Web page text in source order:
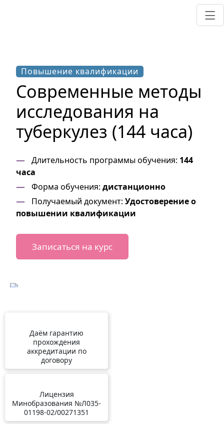
Повышение квалификации
Современные методы
исследования на
туберкулез (144 часа)
Длительность программы обучения: 144
часа
Форма обучения: дистанционно
Получаемый документ: Удостоверение о
повышении квалификации
Записаться на курс
Даём гарантию
прохождения
аккредитации по
договору
Лицензия
Минобразования №Л035-
01198-02/00271351